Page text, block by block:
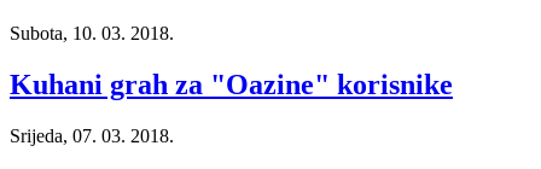
Subota, 10. 03. 2018.
Kuhani grah za "Oazine" korisnike
Srijeda, 07. 03. 2018.